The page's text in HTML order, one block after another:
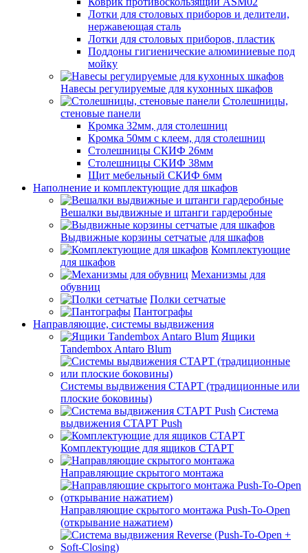
Лотки для столовых приборов и делители,
нержавеющая сталь
Лотки для столовых приборов, пластик
Поддоны гигиенические алюминиевые под
мойку
Навесы регулируемые для кухонных шкафов
Столешницы,
стеновые панели
Кромка 32мм, для столешниц
Кромка 50мм с клеем, для столешниц
Столешницы СКИФ 26мм
Столешницы СКИФ 38мм
Щит мебельный СКИФ 6мм
Наполнение и комплектующие для шкафов
Вешалки выдвижные и штанги гардеробные
Выдвижные корзины сетчатые для шкафов
Комплектующие
для шкафов
Механизмы для
обувниц
Полки сетчатые
Пантографы
Направляющие, системы выдвижения
Ящики
Tandembox Antaro Blum
Системы выдвижения СТАРТ (традиционные или
плоские боковины)
Система
выдвижения СТАРТ Push
Комплектующие для ящиков СТАРТ
Направляющие скрытого монтажа
Направляющие скрытого монтажа Push-To-Open
(открывание нажатием)